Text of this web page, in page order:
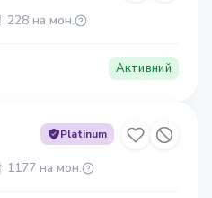
228 на мон.
Активний
Platinum
1177 на мон.